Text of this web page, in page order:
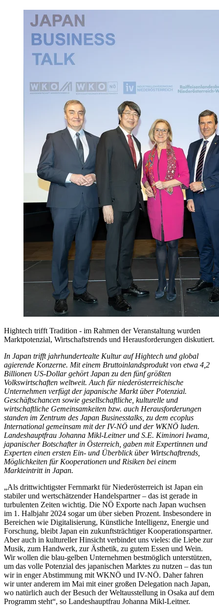
Hightech trifft Tradition - im Rahmen der Veranstaltung wurden
Marktpotenzial, Wirtschaftstrends und Herausforderungen diskutiert.
In Japan trifft jahrhundertealte Kultur auf Hightech und global
agierende Konzerne. Mit einem Bruttoinlandsprodukt von etwa 4,2
Billionen US-Dollar gehört Japan zu den fünf größten
Volkswirtschaften weltweit. Auch für niederösterreichische
Unternehmen verfügt der japanische Markt über Potenzial.
Geschäftschancen sowie gesellschaftliche, kulturelle und
wirtschaftliche Gemeinsamkeiten bzw. auch Herausforderungen
standen im Zentrum des Japan Businesstalks, zu dem ecoplus
International gemeinsam mit der IV-NÖ und der WKNÖ luden.
Landeshauptfrau Johanna Mikl-Leitner und S.E. Kiminori Iwama,
japanischer Botschafter in Österreich, gaben mit Expertinnen und
Experten einen ersten Ein- und Überblick über Wirtschaftrends,
Möglichkeiten für Kooperationen und Risiken bei einem
Markteintritt in Japan.
„Als drittwichtigster Fernmarkt für Niederösterreich ist Japan ein
stabiler und wertschätzender Handelspartner – das ist gerade in
turbulenten Zeiten wichtig. Die NÖ Exporte nach Japan wuchsen
im 1. Halbjahr 2024 sogar um über sieben Prozent. Insbesondere in
Bereichen wie Digitalisierung, Künstliche Intelligenz, Energie und
Forschung, bleibt Japan ein zukunftsträchtiger Kooperationspartner.
Aber auch in kultureller Hinsicht verbindet uns vieles: die Liebe zur
Musik, zum Handwerk, zur Ästhetik, zu gutem Essen und Wein.
Wir wollen die blau-gelben Unternehmen bestmöglich unterstützen,
um das volle Potenzial des japanischen Marktes zu nutzen – das tun
wir in enger Abstimmung mit WKNÖ und IV-NÖ. Daher fahren
wir unter anderem im Mai mit einer großen Delegation nach Japan,
wo natürlich auch der Besuch der Weltausstellung in Osaka auf dem
Programm steht“, so Landeshauptfrau Johanna Mikl-Leitner.